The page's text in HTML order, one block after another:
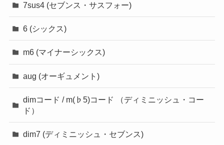
7sus4 (セブンス・サスフォー)
6 (シックス)
m6 (マイナーシックス)
aug (オーギュメント)
dimコード / m(♭5)コード （ディミニッシュ・コー
ド）
dim7 (ディミニッシュ・セブンス)